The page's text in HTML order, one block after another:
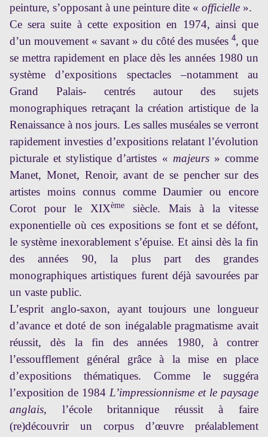
peinture, s’opposant à une peinture dite « officielle ».
Ce sera suite à cette exposition en 1974, ainsi que
d’un mouvement « savant » du côté des musées 4, que
se mettra rapidement en place dès les années 1980 un
système d’expositions spectacles –notamment au
Grand Palais- centrés autour des sujets
monographiques retraçant la création artistique de la
Renaissance à nos jours. Les salles muséales se verront
rapidement investies d’expositions relatant l’évolution
picturale et stylistique d’artistes « majeurs » comme
Manet, Monet, Renoir, avant de se pencher sur des
artistes moins connus comme Daumier ou encore
Corot pour le XIXème
siècle. Mais à la vitesse
exponentielle où ces expositions se font et se défont,
le système inexorablement s’épuise. Et ainsi dès la fin
des années 90, la plus part des grandes
monographiques artistiques furent déjà savourées par
un vaste public.
L’esprit anglo-saxon, ayant toujours une longueur
d’avance et doté de son inégalable pragmatisme avait
réussit, dès la fin des années 1980, à contrer
l’essoufflement général grâce à la mise en place
d’expositions thématiques. Comme le suggéra
l’exposition de 1984 L’impressionnisme et le paysage
anglais, l’école britannique réussit à faire
(re)découvrir un corpus d’œuvre préalablement